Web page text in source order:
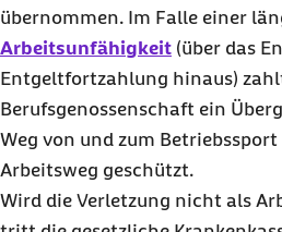
übernommen. Im Falle einer
Arbeitsunfähigkeit (über das
Entgeltfortzahlung hinaus)
Berufsgenossenschaft ein
Weg von und zum
Arbeitsweg geschützt.
Wird die Verletzung nicht als